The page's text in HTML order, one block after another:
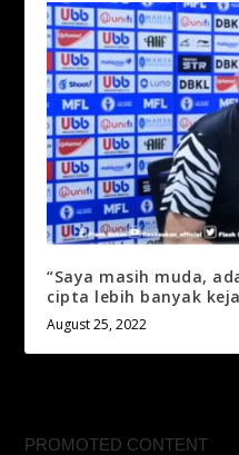
“Saya masih muda,
cipta lebih banyak
August 25, 2022